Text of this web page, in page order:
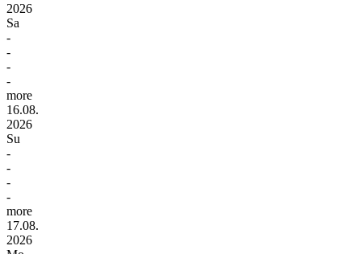
2026
Sa
-
-
-
-
more
16.08.
2026
Su
-
-
-
-
more
17.08.
2026